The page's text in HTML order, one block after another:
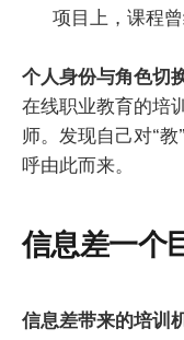
项目上，课程
个人身份与角色切
在线职业教育的培
师。发现自己对“
呼由此而来。
信息差一个
信息差带来的培训